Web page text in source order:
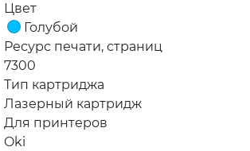
Цвет
Голубой
Ресурс печати, страниц
7300
Тип картриджа
Лазерный картридж
Для принтеров
Oki